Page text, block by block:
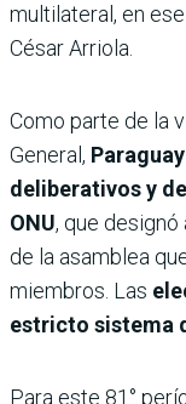
multilateral, en
César Arriola.
Como parte de la
General,
deliberativos y
ONU, que designó
de la asamblea
miembros. Las
estricto sistema
Para este 81°